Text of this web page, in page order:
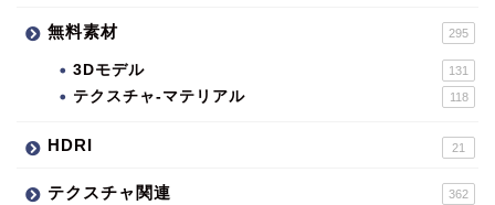
無料素材 295
3Dモデル 131
テクスチャ-マテリアル 118
HDRI 21
テクスチャ関連 362